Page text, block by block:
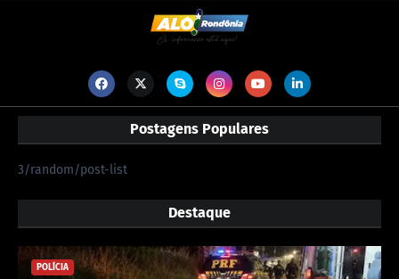
Postagens Populares
3/random/post-list
Destaque
POLÍCIA